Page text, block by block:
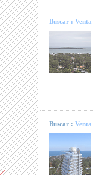
Buscar :Venta
Buscar :Venta